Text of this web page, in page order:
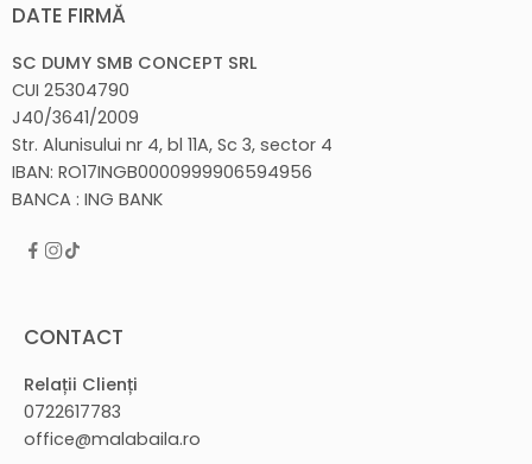
DATE FIRMĂ
SC DUMY SMB CONCEPT SRL
CUI 25304790
J40/3641/2009
Str. Alunisului nr 4, bl 11A, Sc 3, sector 4
IBAN: RO17INGB0000999906594956
BANCA : ING BANK
CONTACT
Relații Clienți
0722617783
office@malabaila.ro